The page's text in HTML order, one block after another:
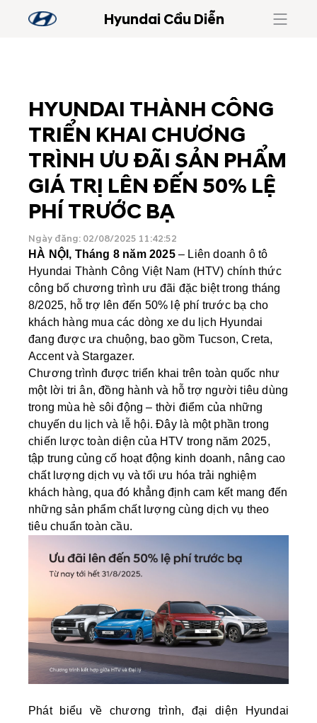
Hyundai Cầu Diễn
HYUNDAI THÀNH CÔNG
TRIỂN KHAI CHƯƠNG
TRÌNH ƯU ĐÃI SẢN PHẨM
GIÁ TRỊ LÊN ĐẾN 50% LỆ
PHÍ TRƯỚC BẠ
Ngày đăng: 02/08/2025 11:42:52
HÀ NỘI, Tháng 8 năm 2025– Liên doanh ô tô
Hyundai Thành Công Việt Nam (HTV) chính thức
công bố chương trình ưu đãi đặc biệt trong tháng
8/2025, hỗ trợ lên đến 50% lệ phí trước bạ cho
khách hàng mua các dòng xe du lịch Hyundai
đang được ưa chuộng, bao gồm Tucson, Creta,
Accent và Stargazer.
Chương trình được triển khai trên toàn quốc như
một lời tri ân, đồng hành và hỗ trợ người tiêu dùng
trong mùa hè sôi động – thời điểm của những
chuyến du lịch và lễ hội. Đây là một phần trong
chiến lược toàn diện của HTV trong năm 2025,
tập trung củng cố hoạt động kinh doanh, nâng cao
chất lượng dịch vụ và tối ưu hóa trải nghiệm
khách hàng, qua đó khẳng định cam kết mang đến
những sản phẩm chất lượng cùng dịch vụ theo
tiêu chuẩn toàn cầu.
Phát biểu về chương trình, đại diện Hyundai